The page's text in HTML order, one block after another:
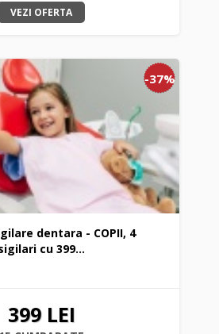
VEZI OFERTA
-37%
dentara - COPII, 4
cu 399...
399 LEI